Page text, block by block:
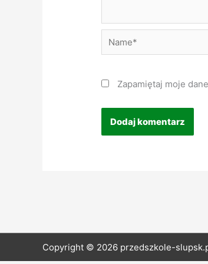
Name*
Zapamiętaj moje
Copyright © 2026 przedszkole-